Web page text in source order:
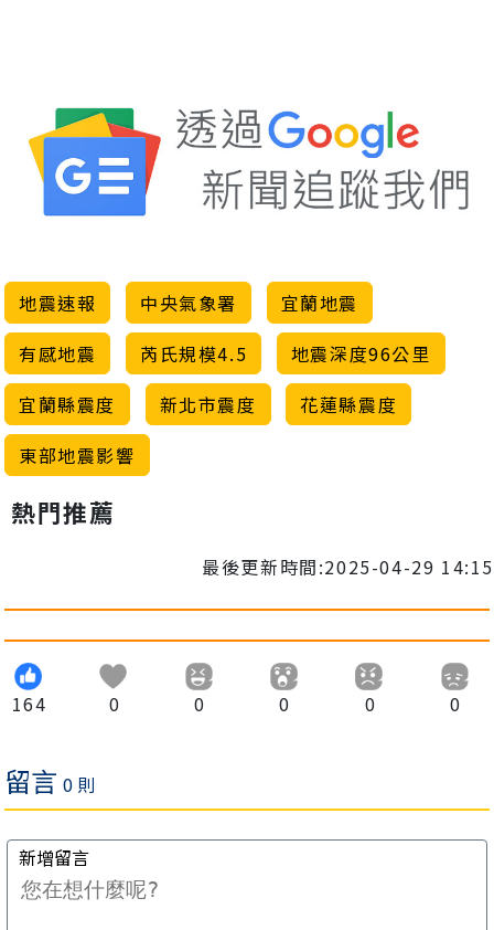
地震速報 中央氣象署
宜蘭地震
有感地震
芮氏規模4.5
地震深度96公里
宜蘭縣震度
新北市震度
花蓮縣震度
東部地震影響
熱門推薦
最後更新時間:2025-04-29 14:15
164 0 0 0 0 0